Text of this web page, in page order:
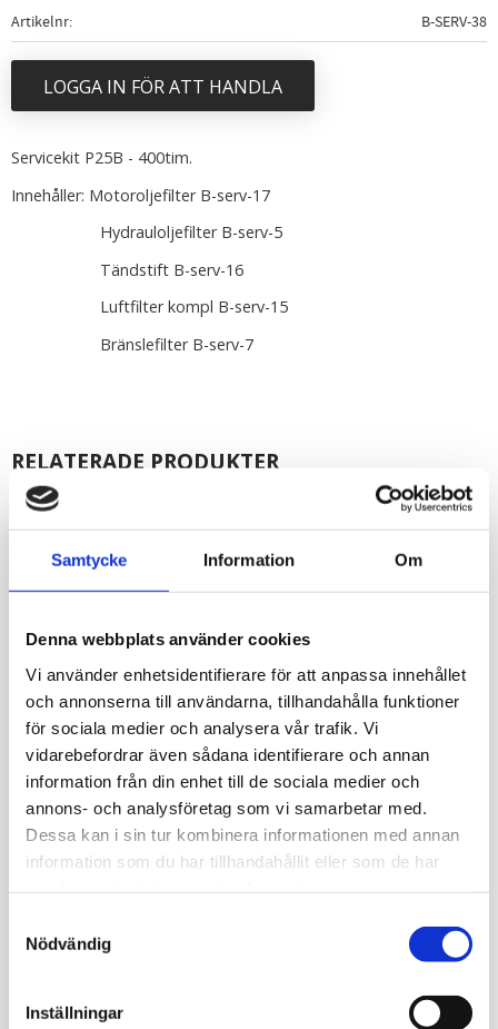
Samtycke Information Om
Denna webbplats använder cookies
Vi använder enhetsidentifierare för att anpassa innehållet
och annonserna till användarna, tillhandahålla funktioner
för sociala medier och analysera vår trafik. Vi
vidarebefordrar även sådana identifierare och annan
information från din enhet till de sociala medier och
annons- och analysföretag som vi samarbetar med.
Dessa kan i sin tur kombinera informationen med annan
information som du har tillhandahållit eller som de har
Nödvändig
Inställningar
Artikelnr B-SERV-38
LOGGA IN FÖR ATT HANDLA
Servicekit P25B - 400tim.
Innehåller: Motoroljefilter B-serv-17
Hydrauloljefilter B-serv-5
Tändstift B-serv-16
Luftfilter kompl B-serv-15
Bränslefilter B-serv-7
RELATERADE PRODUKTER
Vinsch vajer 30m